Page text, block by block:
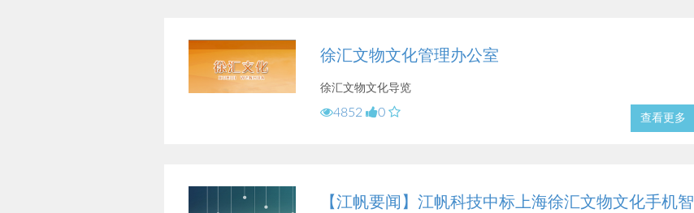
徐汇文物文化管理办公室
徐汇文物文化导览
4852 0 查看更多
【江帆要闻】江帆科技中标上海徐汇文物文化手机智